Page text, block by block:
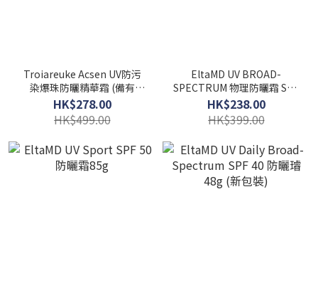
Troiareuke Acsen UV防污
染爆珠防曬精華霜 (備有
SPF50+ PA+++)
HK$278.00
HK$499.00
EltaMD UV BROAD-
SPECTRUM 物理防曬霜 SPF
41 85g
HK$238.00
HK$399.00